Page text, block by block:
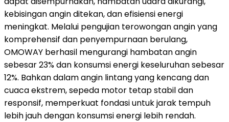
kebisingan angin ditekan, dan efisiensi energi
meningkat. Melalui pengujian terowongan angin yang
komprehensif dan penyempurnaan berulang,
OMOWAY berhasil mengurangi hambatan angin
sebesar 23% dan konsumsi energi keseluruhan sebesar
12%. Bahkan dalam angin lintang yang kencang dan
cuaca ekstrem, sepeda motor tetap stabil dan
responsif, memperkuat fondasi untuk jarak tempuh
lebih jauh dengan konsumsi energi lebih rendah.